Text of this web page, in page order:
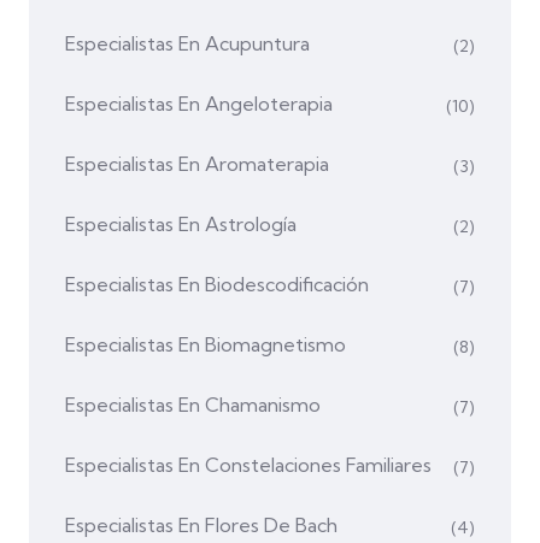
Especialistas En Acupuntura (2)
Especialistas En Angeloterapia (10)
Especialistas En Aromaterapia (3)
Especialistas En Astrología (2)
Especialistas En Biodescodificación (7)
Especialistas En Biomagnetismo (8)
Especialistas En Chamanismo (7)
Especialistas En Constelaciones Familiares (7)
Especialistas En Flores De Bach (4)